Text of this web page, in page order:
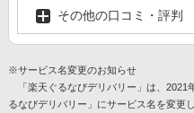
その他の口コミ・評判
※サービス名変更のお知らせ
「楽天ぐるなびデリバリー」は、2021
るなびデリバリー」にサービス名を変更し